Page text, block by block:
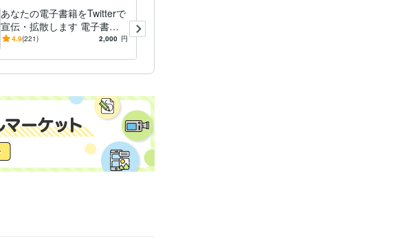
あなたの電子書籍をTwitterで
宣伝・拡散します 電子書籍/A
mazon/Kindle/note宣伝
4.9(221) 2,000 円